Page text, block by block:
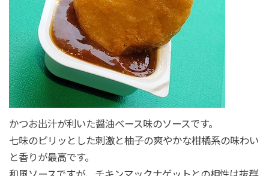
かつお出汁が利いた醤油ベース味のソースです。
七味のピリッとした刺激と柚子の爽やかな柑橘系の味わい
と香りが最高です。